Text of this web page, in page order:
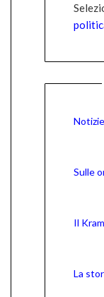
Sulle
Il
La